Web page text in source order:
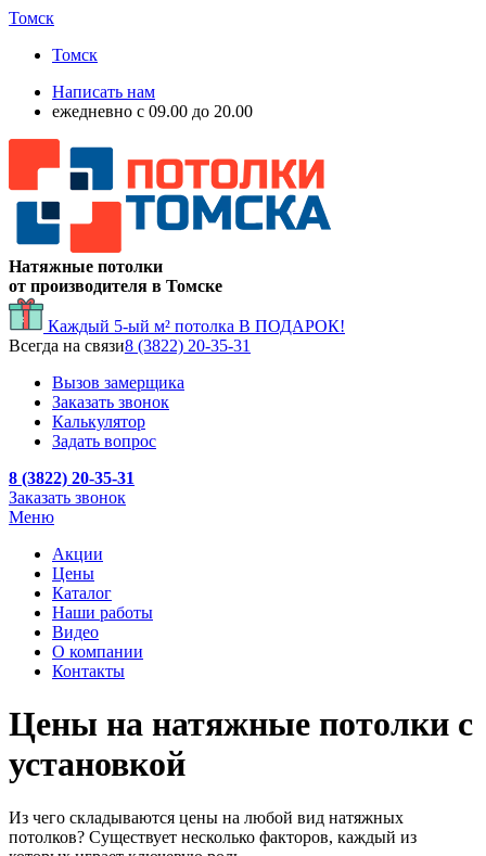
Томск
Томск
Написать нам
ежедневно с 09.00 до 20.00
Натяжные потолки
от производителя в Томске
Каждый 5-ый м² потолка В ПОДАРОК!
Всегда на связи8 (3822) 20-35-31
Вызов замерщика
Заказать звонок
Калькулятор
Задать вопрос
8 (3822) 20-35-31
Заказать звонок
Меню
Акции
Цены
Каталог
Наши работы
Видео
О компании
Контакты
Цены на натяжные потолки с
установкой
Из чего складываются цены на любой вид натяжных
потолков? Существует несколько факторов, каждый из